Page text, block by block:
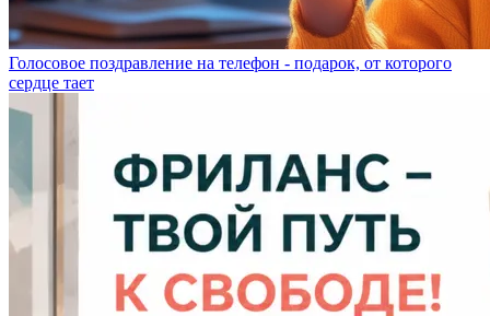
Голосовое поздравление на телефон - подарок, от которого
сердце тает